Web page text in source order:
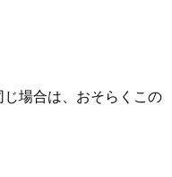
場合は、おそらくこの